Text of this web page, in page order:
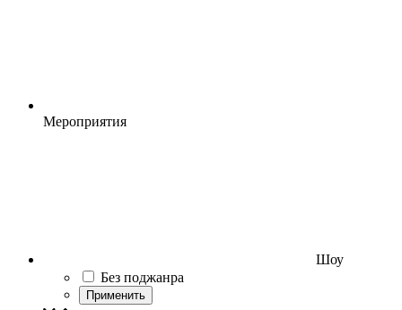
Мероприятия
Шоу
Без поджанра
Применить